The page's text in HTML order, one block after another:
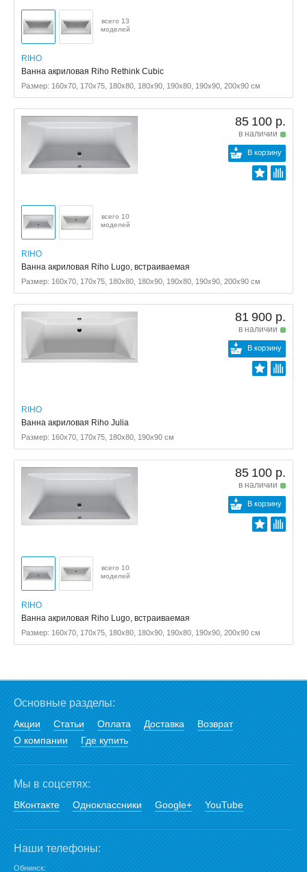
всего 13
моделей
RIHO
Ванна акриловая Riho Rethink Cubic
Размер: 160x70, 170x75, 180x80, 180x90, 190x80, 190x90, 200x90 см
85 100 р.
в наличии
В корзину
всего 10
моделей
RIHO
Ванна акриловая Riho Lugo, встраиваемая
Размер: 160x70, 170x75, 180x80, 180x90, 190x80, 190x90, 200x90 см
81 900 р.
в наличии
В корзину
RIHO
Ванна акриловая Riho Julia
Размер: 160x70, 170x75, 180x80, 190x90 см
85 100 р.
в наличии
В корзину
всего 10
моделей
RIHO
Ванна акриловая Riho Lugo, встраиваемая
Размер: 160x70, 170x75, 180x80, 180x90, 190x80, 190x90, 200x90 см
Основные разделы:
Акции Статьи Оплата Доставка
Возврат
О компании
Где купить
Мы в соцсетях:
ВКонтакте Одноклассники Google+ YouTube
Наши телефоны:
Обнинск: